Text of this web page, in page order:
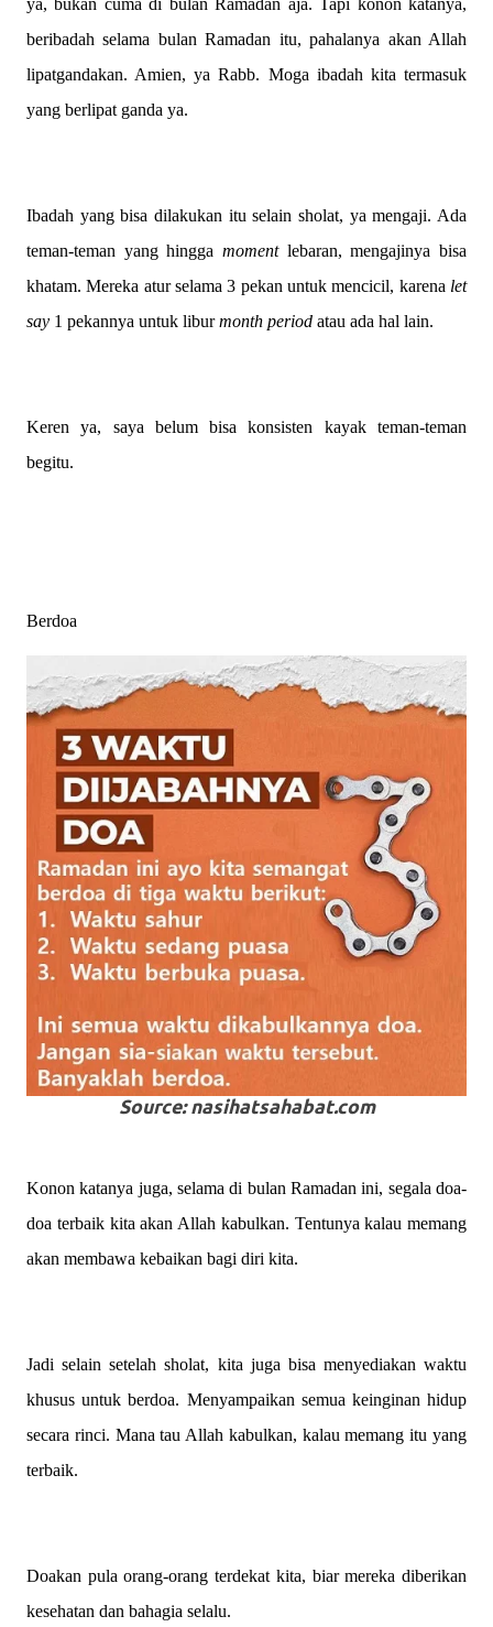
ya, bukan cuma di bulan Ramadan aja. Tapi konon katanya,
beribadah selama bulan Ramadan itu, pahalanya akan Allah
lipatgandakan. Amien, ya Rabb. Moga ibadah kita termasuk
yang berlipat ganda ya.
Ibadah yang bisa dilakukan itu selain sholat, ya mengaji. Ada
teman-teman yang hingga momentlebaran, mengajinya bisa
khatam. Mereka atur selama 3 pekan untuk mencicil, karena let
say 1 pekannya untuk liburmonth period atau ada hal lain.
Keren ya, saya belum bisa konsisten kayak teman-teman
begitu.
Berdoa
Source: nasihatsahabat.com
Konon katanya juga, selama di bulan Ramadan ini, segala doa-
doa terbaik kita akan Allah kabulkan. Tentunya kalau memang
akan membawa kebaikan bagi diri kita.
Jadi selain setelah sholat, kita juga bisa menyediakan waktu
khusus untuk berdoa. Menyampaikan semua keinginan hidup
secara rinci. Mana tau Allah kabulkan, kalau memang itu yang
terbaik.
Doakan pula orang-orang terdekat kita, biar mereka diberikan
kesehatan dan bahagia selalu.